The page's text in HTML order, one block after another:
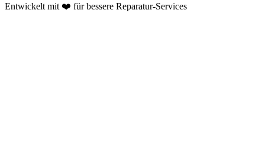
Entwickelt mit ❤️ für bessere Reparatur-Services